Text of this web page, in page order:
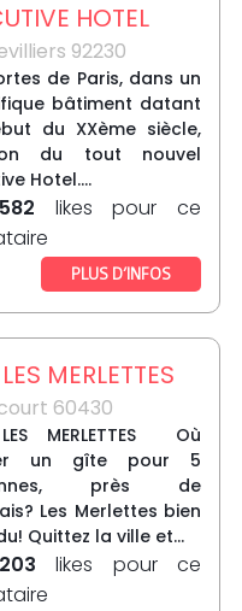
HOTEL
92230
de Paris, dans un
bâtiment datant
du XXème siècle,
du tout nouvel
Hotel....
582 likes pour ce
PLUS D’INFOS
MERLETTES
60430
MERLETTES Où
un gîte pour 5
près de
Les Merlettes bien
Quittez la ville et...
203 likes pour ce